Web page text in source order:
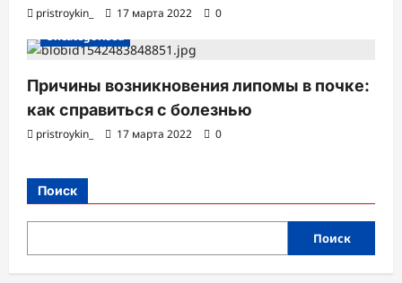
pristroykin_ 17 марта 2022
0
Uncategorised
Причины возникновения липомы в почке:
как справиться с болезнью
pristroykin_ 17 марта 2022 0
Поиск
Поиск